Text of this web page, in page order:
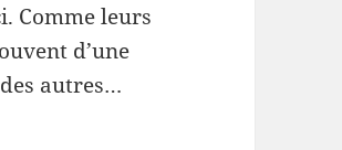
Comme leurs
d’une
autres…